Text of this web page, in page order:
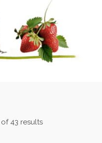
43 results